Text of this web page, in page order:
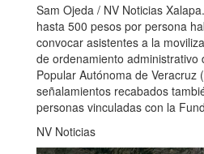
Sam Ojeda / NV Noticias
hasta 500 pesos por persona
convocar asistentes a la
de ordenamiento administrativo
Popular Autónoma de Veracruz
señalamientos recabados
personas vinculadas con la
NV Noticias